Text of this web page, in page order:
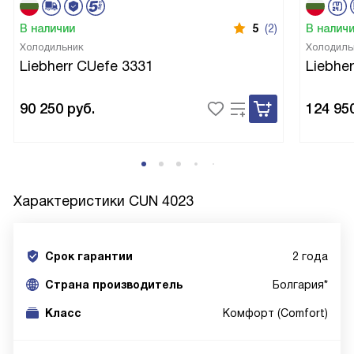
В наличии 5 (2)
Холодильник
Liebherr CUefe 3331
90 250 руб.
В
124
Характеристики CUN 4023
Срок гарантии 2 года
Cтрана производитель Болгария*
Класс Комфорт (Comfort)